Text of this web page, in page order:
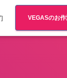
VEGASのお